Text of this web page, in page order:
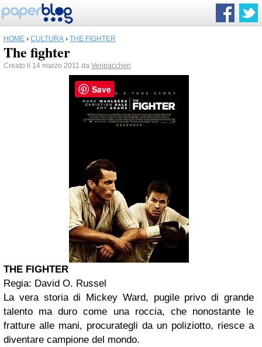
HOME › CULTURA › THE FIGHTER
The fighter
Creato il 14 marzo 2011 da Veripaccheri
THE FIGHTER
Regia: David O. Russel
La vera storia di Mickey Ward, pugile privo di grande
talento ma duro come una roccia, che nonostante le
fratture alle mani, procurategli da un poliziotto, riesce a
diventare campione del mondo.
Save